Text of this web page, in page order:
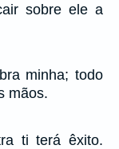
sobre ele a
minha; todo
mãos.
ti terá êxito.